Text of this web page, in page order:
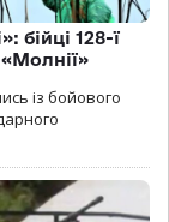
бійці 128-ї
із бойового